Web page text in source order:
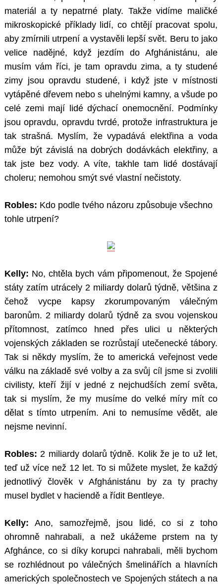
materiál a ty nepatrné platy. Takže vidíme maličké
mikroskopické příklady lidí, co chtějí pracovat spolu,
aby zmírnili utrpení a vystavěli lepší svět. Beru to jako
velice nadějné, když jezdím do Afghánistánu, ale
musím vám říci, je tam opravdu zima, a ty studené
zimy jsou opravdu studené, i když jste v místnosti
vytápěné dřevem nebo s uhelnými kamny, a všude po
celé zemi mají lidé dýchací onemocnění. Podmínky
jsou opravdu, opravdu tvrdé, protože infrastruktura je
tak strašná. Myslím, že vypadává elektřina a voda
může být závislá na dobrých dodávkách elektřiny, a
tak jste bez vody. A víte, takhle tam lidé dostávají
choleru; nemohou smýt své vlastní nečistoty.
Robles: Kdo podle tvého názoru způsobuje všechno
tohle utrpení?
Kelly: No, chtěla bych vám připomenout, že Spojené
státy zatím utrácely 2 miliardy dolarů týdně, většina z
čehož vycpe kapsy zkorumpovaným válečným
baronům. 2 miliardy dolarů týdně za svou vojenskou
přítomnost, zatímco hned přes ulici u některých
vojenských základen se rozrůstají utečenecké tábory.
Tak si někdy myslím, že to americká veřejnost vede
válku na základě své volby a za svůj cíl jsme si zvolili
civilisty, kteří žijí v jedné z nejchudších zemí světa,
tak si myslím, že my musíme do velké míry mít co
dělat s tímto utrpením. Ani to nemusíme vědět, ale
nejsme nevinní.
Robles: 2 miliardy dolarů týdně. Kolik že je to už let,
teď už více než 12 let. To si můžete myslet, že každý
jednotlivý člověk v Afghánistánu by za ty prachy
musel bydlet v haciendě a řídit Bentleye.
Kelly: Ano, samozřejmě, jsou lidé, co si z toho
ohromně nahrabali, a než ukážeme prstem na ty
Afghánce, co si díky korupci nahrabali, měli bychom
se rozhlédnout po válečných šmelinářích a hlavních
amerických společnostech ve Spojených státech a na